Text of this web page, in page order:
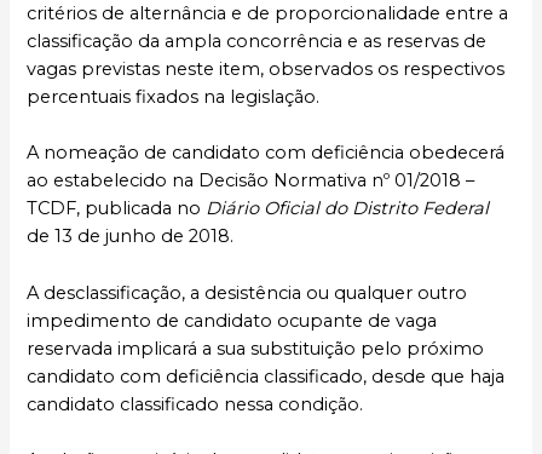
critérios de alternância e de proporcionalidade entre a
classificação da ampla concorrência e as reservas de
vagas previstas neste item, observados os respectivos
percentuais fixados na legislação.
A nomeação de candidato com deficiência obedecerá
ao estabelecido na Decisão Normativa nº 01/2018 –
TCDF, publicada no Diário Oficial do Distrito Federal
de 13 de junho de 2018.
A desclassificação, a desistência ou qualquer outro
impedimento de candidato ocupante de vaga
reservada implicará a sua substituição pelo próximo
candidato com deficiência classificado, desde que haja
candidato classificado nessa condição.